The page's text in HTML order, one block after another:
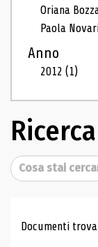
Oriana
Paola
Anno
2012(1)
Ricerca
Cerca
Documenti